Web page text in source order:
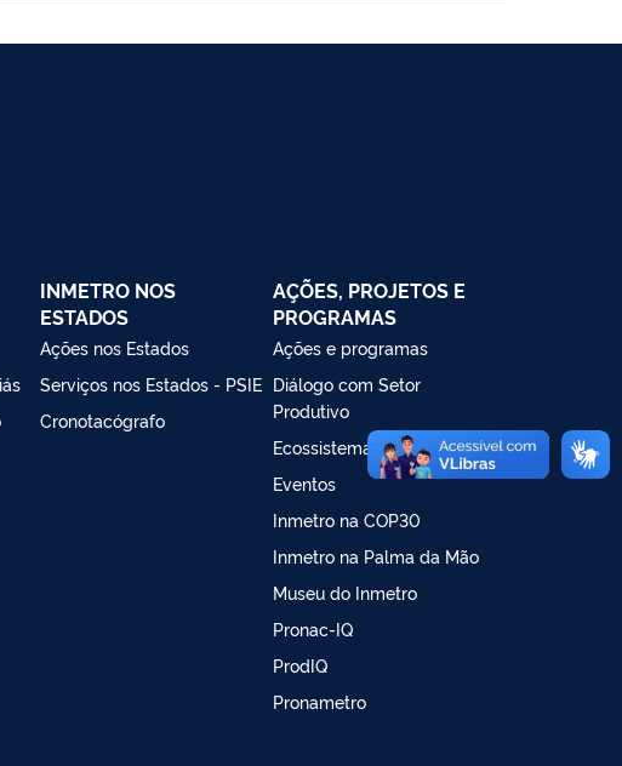
INMETRO NOS
ESTADOS
Ações nos Estados
Serviços nos Estados - PSIE
Cronotacógrafo
AÇÕES, PROJETOS E
PROGRAMAS
Ações e programas
Diálogo com Setor
Produtivo
Ecossistema de inovação
Eventos
Inmetro na COP30
Inmetro na Palma da Mão
Museu do Inmetro
Pronac-IQ
ProdIQ
Pronametro